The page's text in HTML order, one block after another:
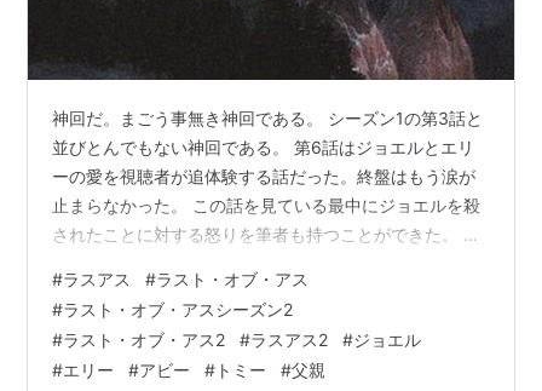
神回だ。まごう事無き神回である。 シーズン1の第3話と
並びとんでもない神回である。 第6話はジョエルとエリ
ーの愛を視聴者が追体験する話だった。終盤はもう涙が
止まらなかった。 この話を見ている最中にジョエルを殺
されたことに対する怒りを筆者も持つことができた。 ゲ
虐殺をしたんだから。ジョエルが今まで殺してきたモブ
たちがあっさり死んだように、ジョエルというマクロな
視点ではなく、鳥のように地上を俯瞰してみれば、ジョ
エルの死もゲームのモブの死と変わらない。モブのよう
#ラスアス #ラスト・オブ・アス
#ラスト・オブ・アスシーズン2
#ラスト・オブ・アス2 #ラスアス2 #ジョエル
#エリー #アビー # トミー #父親